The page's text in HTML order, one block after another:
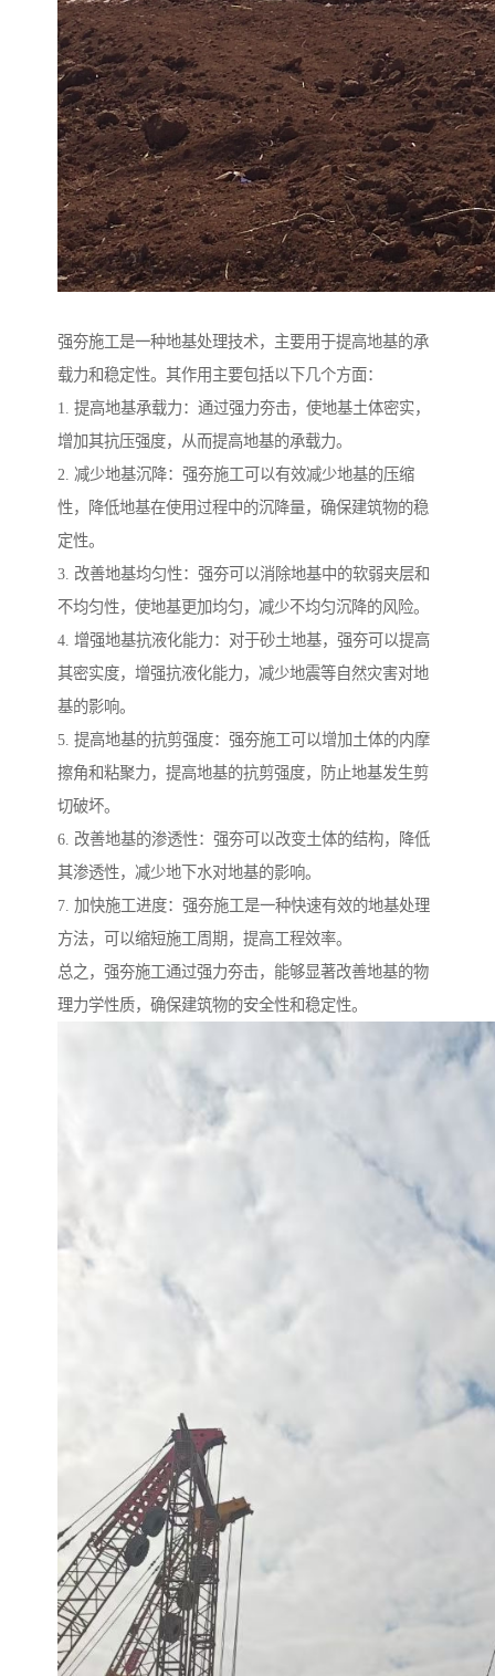
强夯施工是一种地基处理技术，主要用于提高地基的承
载力和稳定性。其作用主要包括以下几个方面：
1. 提高地基承载力：通过强力夯击，使地基土体密实，
增加其抗压强度，从而提高地基的承载力。
2. 减少地基沉降：强夯施工可以有效减少地基的压缩
性，降低地基在使用过程中的沉降量，确保建筑物的稳
定性。
3. 改善地基均匀性：强夯可以消除地基中的软弱夹层和
不均匀性，使地基更加均匀，减少不均匀沉降的风险。
4. 增强地基抗液化能力：对于砂土地基，强夯可以提高
其密实度，增强抗液化能力，减少地震等自然灾害对地
基的影响。
5. 提高地基的抗剪强度：强夯施工可以增加土体的内摩
擦角和粘聚力，提高地基的抗剪强度，防止地基发生剪
切破坏。
6. 改善地基的渗透性：强夯可以改变土体的结构，降低
其渗透性，减少地下水对地基的影响。
7. 加快施工进度：强夯施工是一种快速有效的地基处理
方法，可以缩短施工周期，提高工程效率。
总之，强夯施工通过强力夯击，能够显著改善地基的物
理力学性质，确保建筑物的安全性和稳定性。